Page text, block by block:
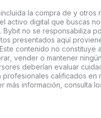
la compra de y otros
activo digital que buscas
no se responsabiliza
presentados aquí
contenido no constituye
vender o mantener
deberían evaluar
calificados en
más información, consulta